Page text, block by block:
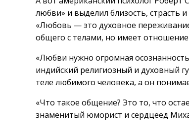
любви» и выделил близость, страсть
«Любовь — это духовное
общего с телами, но имеет
«Любви нужно огромная
индийский религиозный и духовный
теле любимого человека, а он
«Что такое общение? Это то, что
знаменитый юморист и сердцеед